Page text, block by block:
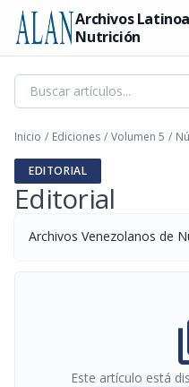
Archivos
Nutrición
Inicio / Ediciones / Volumen 5 /
EDITORIAL
Editorial
Archivos Venezolanos de
Este artículo está